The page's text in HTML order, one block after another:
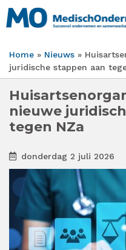
Overslaan
en
inhoud
gaan
Kruimelpad
Home Nieuws
juridische stappen aan
nieuwe
tegen NZa
donderdag 2 juli 2026